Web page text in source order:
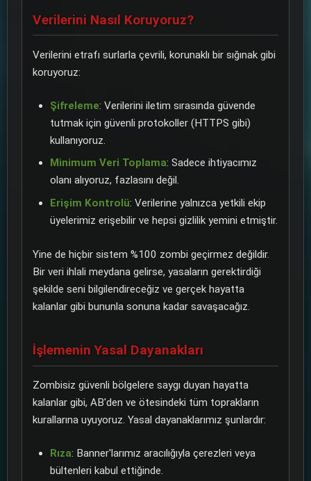
Verilerini Nasıl Koruyoruz?
Verilerini etrafı surlarla çevrili, korunaklı bir sığınak gibi
koruyoruz:
Şifreleme: Verilerini iletim sırasında güvende
tutmak için güvenli protokoller (HTTPS gibi)
kullanıyoruz.
Minimum Veri Toplama: Sadece ihtiyacımız
olanı alıyoruz, fazlasını değil.
Erişim Kontrolü: Verilerine yalnızca yetkili ekip
üyelerimiz erişebilir ve hepsi gizlilik yemini etmiştir.
Yine de hiçbir sistem %100 zombi geçirmez değildir.
Bir veri ihlali meydana gelirse, yasaların gerektirdiği
şekilde seni bilgilendireceğiz ve gerçek hayatta
kalanlar gibi bununla sonuna kadar savaşacağız.
İşlemenin Yasal Dayanakları
Zombisiz güvenli bölgelere saygı duyan hayatta
kalanlar gibi, AB'den ve ötesindeki tüm toprakların
kurallarına uyuyoruz. Yasal dayanaklarımız şunlardır:
Rıza: Banner'larımız aracılığıyla çerezleri veya
bültenleri kabul ettiğinde.